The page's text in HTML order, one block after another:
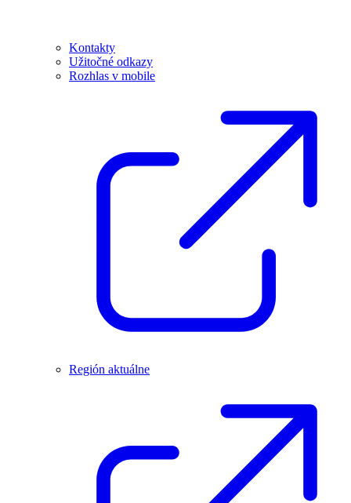
Kontakty
Užitočné odkazy
Rozhlas v mobile
Región aktuálne